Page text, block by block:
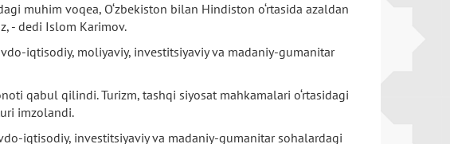
muhim voqea, O‘zbekiston bilan Hindiston o‘rtasida azaldan
- dedi Islom Karimov.
iqtisodiy, moliyaviy, investitsiyaviy va madaniy-gumanitar
qabul qilindi. Turizm, tashqi siyosat mahkamalari o‘rtasidagi
imzolandi.
iqtisodiy, investitsiyaviy va madaniy-gumanitar sohalardagi